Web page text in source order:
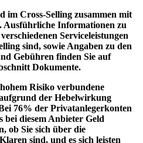
im Cross-Selling zusammen mit
Ausführliche Informationen zu
Serviceleistungen
sind, sowie Angaben zu den
Gebühren finden Sie auf
Dokumente.
Risiko verbundene
der Hebelwirkung
76% der Privatanlegerkonten
diesem Anbieter Geld
ob Sie sich über die
sind, und es sich leisten